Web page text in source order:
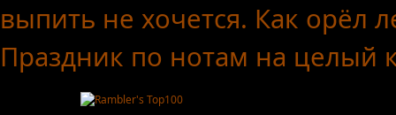
выпить не хочется. Как орёл
Праздник по нотам на целый